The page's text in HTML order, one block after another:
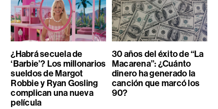
¿Habrá secuela de
‘Barbie’? Los millonarios
sueldos de Margot
Robbie y Ryan Gosling
complican una nueva
película
30 años del éxito de “La
Macarena”: ¿Cuánto
dinero ha generado la
canción que marcó los
90?